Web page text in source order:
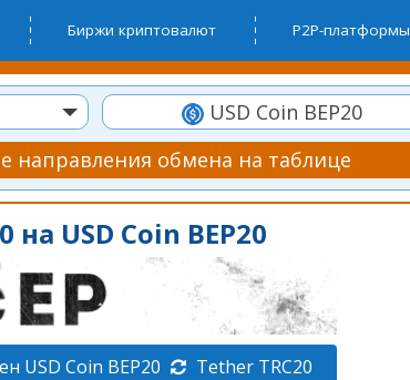
Биржи криптовалют P2P-платформы
USD Coin BEP20
направления обмена на таблице
USD Coin BEP20
USD Coin BEP20 Tether TRC20